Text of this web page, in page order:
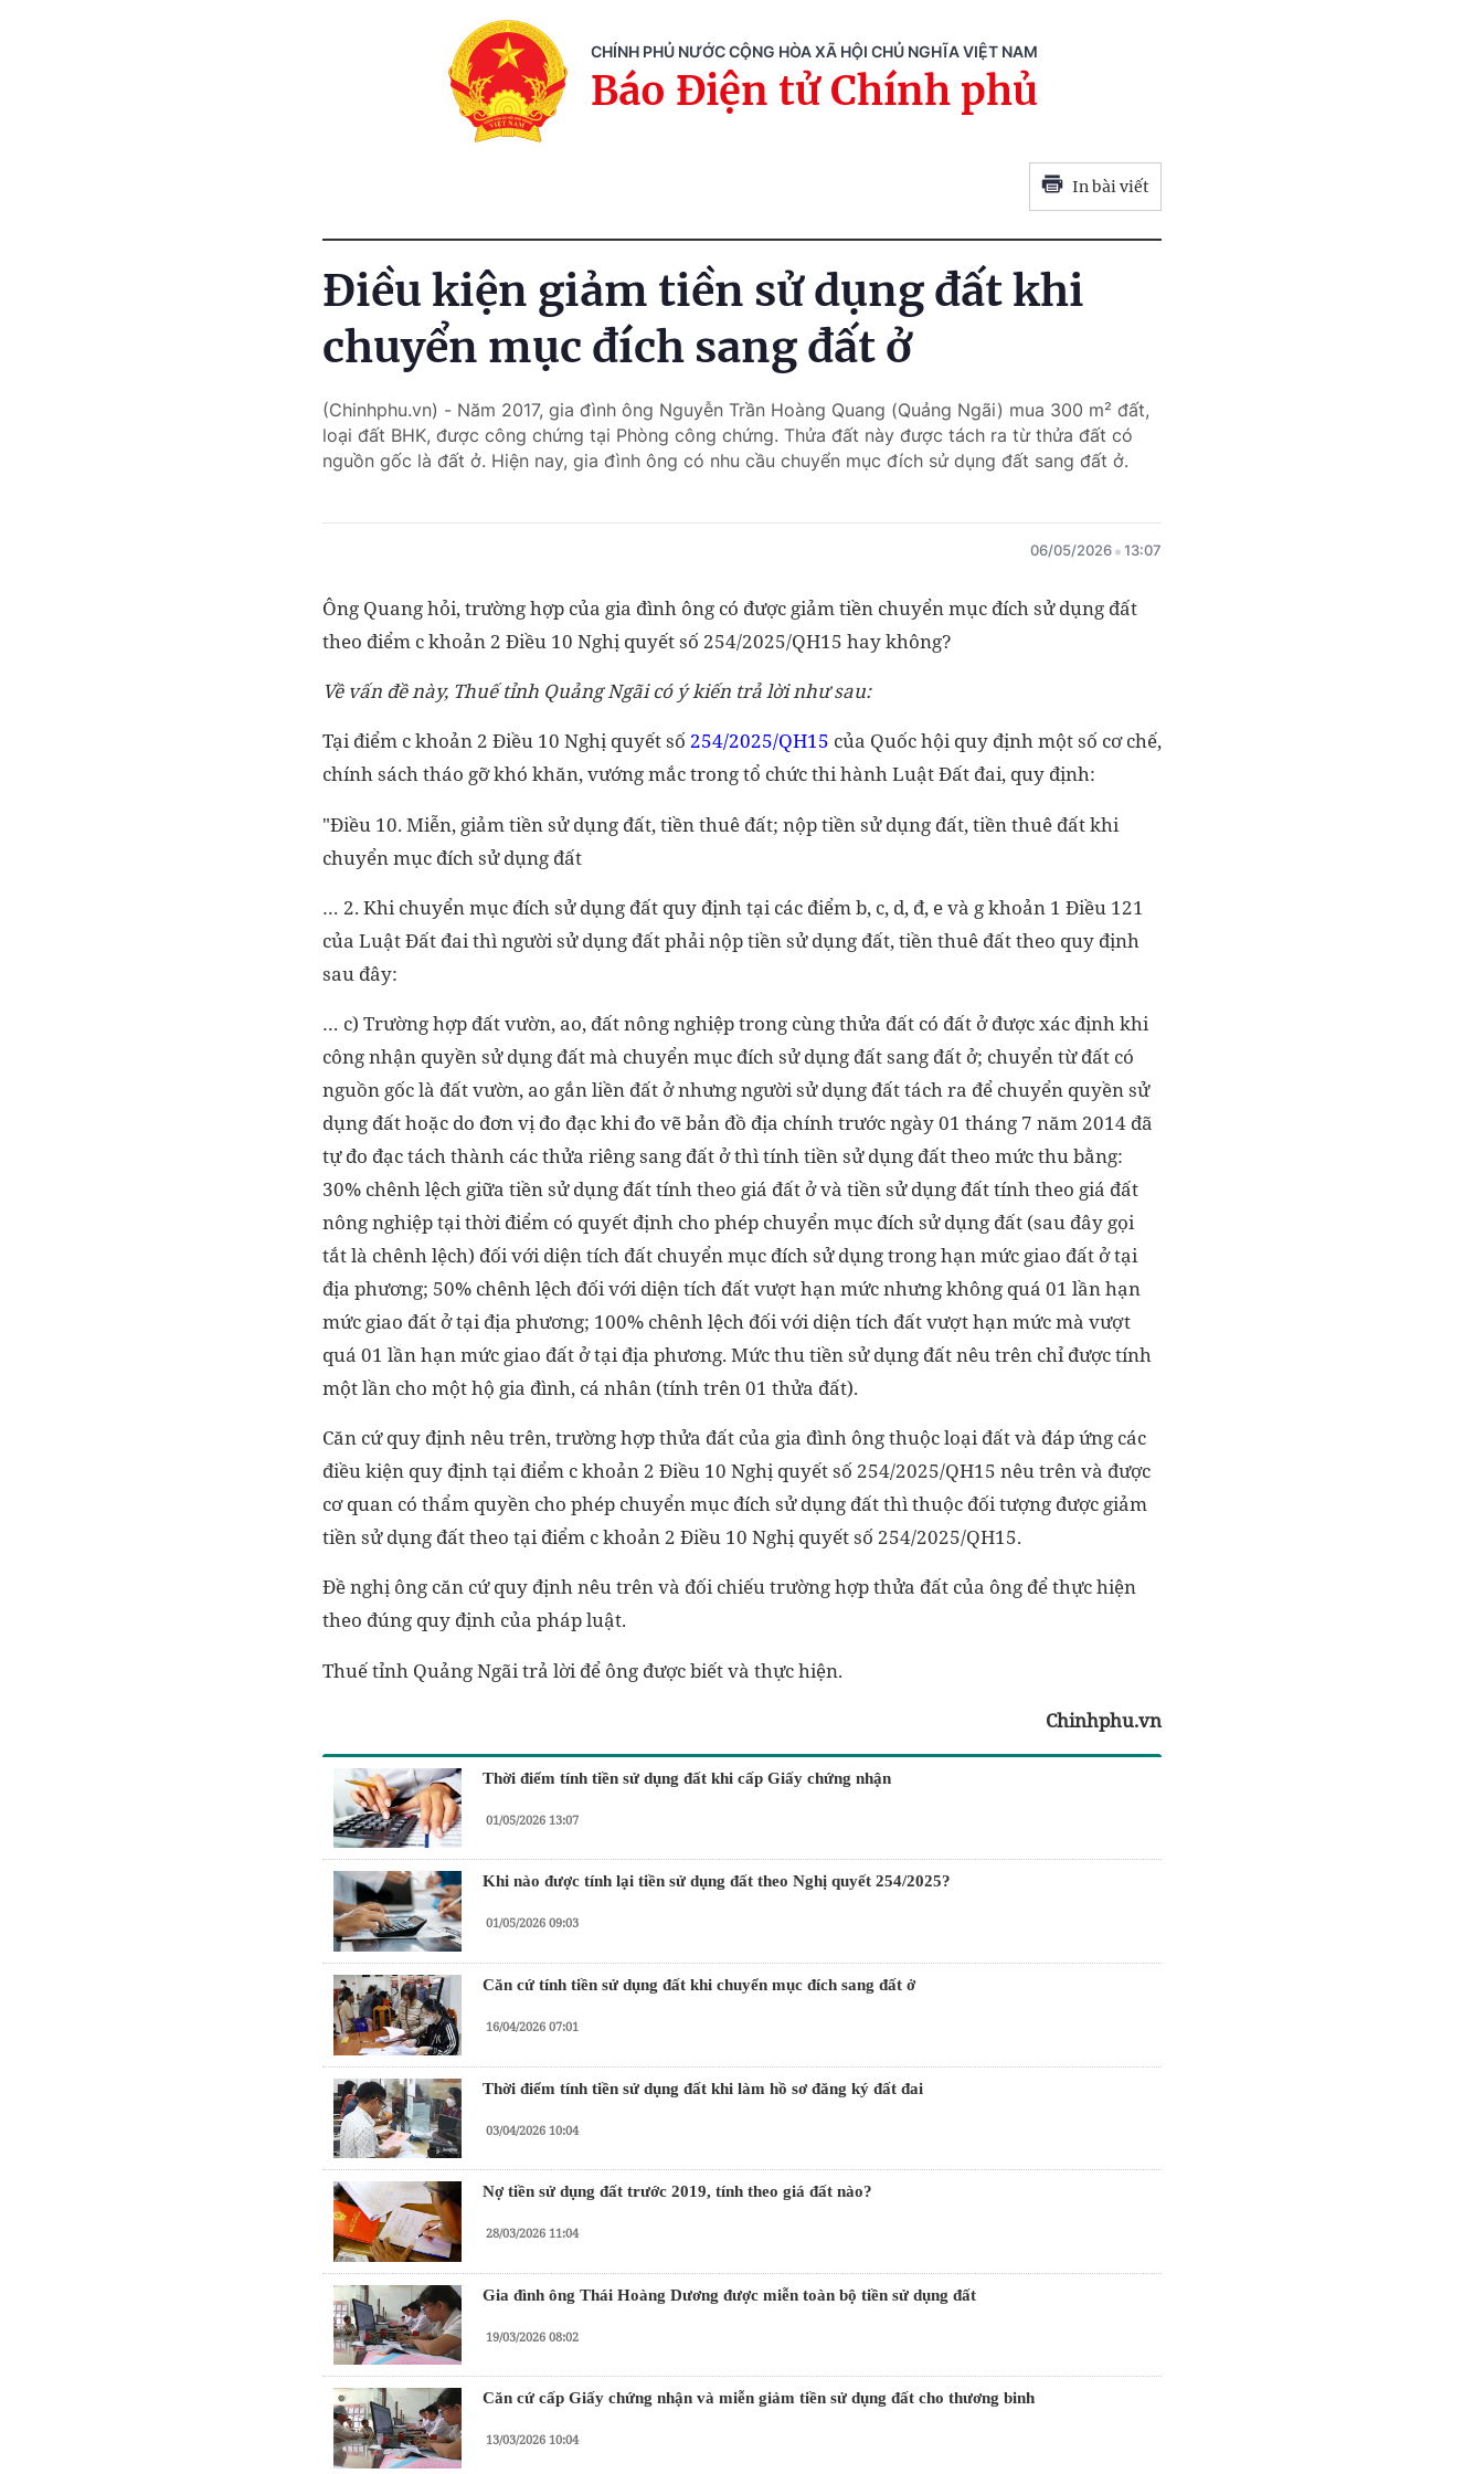
CHÍNH PHỦ NƯỚC CỘNG HÒA XÃ HỘI CHỦ NGHĨA VIỆT NAM
Báo Điện tử Chính phủ
In bài viết
Điều kiện giảm tiền sử dụng đất khi
chuyển mục đích sang đất ở
(Chinhphu.vn) - Năm 2017, gia đình ông Nguyễn Trần Hoàng Quang (Quảng Ngãi) mua 300 m² đất,
loại đất BHK, được công chứng tại Phòng công chứng. Thửa đất này được tách ra từ thửa đất có
nguồn gốc là đất ở. Hiện nay, gia đình ông có nhu cầu chuyển mục đích sử dụng đất sang đất ở.
06/05/2026 13:07
Ông Quang hỏi, trường hợp của gia đình ông có được giảm tiền chuyển mục đích sử dụng đất
theo điểm c khoản 2 Điều 10 Nghị quyết số 254/2025/QH15 hay không?
Về vấn đề này, Thuế tỉnh Quảng Ngãi có ý kiến trả lời như sau:
Tại điểm c khoản 2 Điều 10 Nghị quyết số254/2025/QH15 của Quốc hội quy định một số cơ chế,
chính sách tháo gỡ khó khăn, vướng mắc trong tổ chức thi hành Luật Đất đai, quy định:
"Điều 10. Miễn, giảm tiền sử dụng đất, tiền thuê đất; nộp tiền sử dụng đất, tiền thuê đất khi
chuyển mục đích sử dụng đất
… 2. Khi chuyển mục đích sử dụng đất quy định tại các điểm b, c, d, đ, e và g khoản 1 Điều 121
của Luật Đất đai thì người sử dụng đất phải nộp tiền sử dụng đất, tiền thuê đất theo quy định
sau đây:
… c) Trường hợp đất vườn, ao, đất nông nghiệp trong cùng thửa đất có đất ở được xác định khi
công nhận quyền sử dụng đất mà chuyển mục đích sử dụng đất sang đất ở; chuyển từ đất có
nguồn gốc là đất vườn, ao gắn liền đất ở nhưng người sử dụng đất tách ra để chuyển quyền sử
dụng đất hoặc do đơn vị đo đạc khi đo vẽ bản đồ địa chính trước ngày 01 tháng 7 năm 2014 đã
tự đo đạc tách thành các thửa riêng sang đất ở thì tính tiền sử dụng đất theo mức thu bằng:
30% chênh lệch giữa tiền sử dụng đất tính theo giá đất ở và tiền sử dụng đất tính theo giá đất
nông nghiệp tại thời điểm có quyết định cho phép chuyển mục đích sử dụng đất (sau đây gọi
tắt là chênh lệch) đối với diện tích đất chuyển mục đích sử dụng trong hạn mức giao đất ở tại
địa phương; 50% chênh lệch đối với diện tích đất vượt hạn mức nhưng không quá 01 lần hạn
mức giao đất ở tại địa phương; 100% chênh lệch đối với diện tích đất vượt hạn mức mà vượt
quá 01 lần hạn mức giao đất ở tại địa phương. Mức thu tiền sử dụng đất nêu trên chỉ được tính
một lần cho một hộ gia đình, cá nhân (tính trên 01 thửa đất).
Căn cứ quy định nêu trên, trường hợp thửa đất của gia đình ông thuộc loại đất và đáp ứng các
điều kiện quy định tại điểm c khoản 2 Điều 10 Nghị quyết số 254/2025/QH15 nêu trên và được
cơ quan có thẩm quyền cho phép chuyển mục đích sử dụng đất thì thuộc đối tượng được giảm
tiền sử dụng đất theo tại điểm c khoản 2 Điều 10 Nghị quyết số 254/2025/QH15.
Đề nghị ông căn cứ quy định nêu trên và đối chiếu trường hợp thửa đất của ông để thực hiện
theo đúng quy định của pháp luật.
Thuế tỉnh Quảng Ngãi trả lời để ông được biết và thực hiện.
Chinhphu.vn
Thời điểm tính tiền sử dụng đất khi cấp Giấy chứng nhận
01/05/2026 13:07
Khi nào được tính lại tiền sử dụng đất theo Nghị quyết 254/2025?
01/05/2026 09:03
Căn cứ tính tiền sử dụng đất khi chuyển mục đích sang đất ở
16/04/2026 07:01
Thời điểm tính tiền sử dụng đất khi làm hồ sơ đăng ký đất đai
03/04/2026 10:04
Nợ tiền sử dụng đất trước 2019, tính theo giá đất nào?
28/03/2026 11:04
Gia đình ông Thái Hoàng Dương được miễn toàn bộ tiền sử dụng đất
19/03/2026 08:02
Căn cứ cấp Giấy chứng nhận và miễn giảm tiền sử dụng đất cho thương binh
13/03/2026 10:04